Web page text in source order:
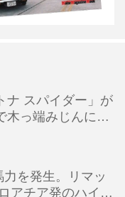
ナ スパイダー」が
木っ端みじんにな
を発生。リマッ
アチア発のハイパ